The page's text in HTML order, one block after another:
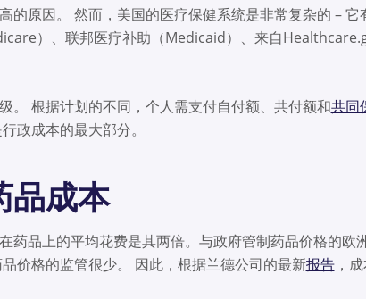
的原因。 然而，美国的医疗保健系统是非常复杂的 –
）、联邦医疗补助（Medicaid）、来自
。 根据计划的不同，个人需支付自付额、共付额和共同
政成本的最大部分。
品成本
药品上的平均花费是其两倍。与政府管制药品价格的欧
价格的监管很少。 因此，根据兰德公司的最新报告，成